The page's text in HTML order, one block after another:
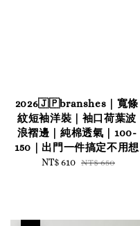
2026🇯🇵branshes｜寬條
紋短袖洋裝｜袖口荷葉波
浪褶邊｜純棉透氣｜100-
150｜出門一件搞定不用想
Sale
NT$ 610 Regular
NT$ 650